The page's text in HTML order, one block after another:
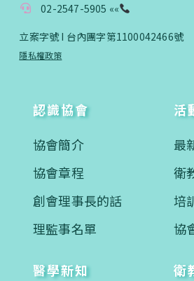
02-2547-5905 ««
立案字號 I 台內團字第1100042466號
隱私權政策
認識協會
協會簡介
協會章程
創會理事長的話
理監事名單
活
最
衛
培
協
醫學新知
衛